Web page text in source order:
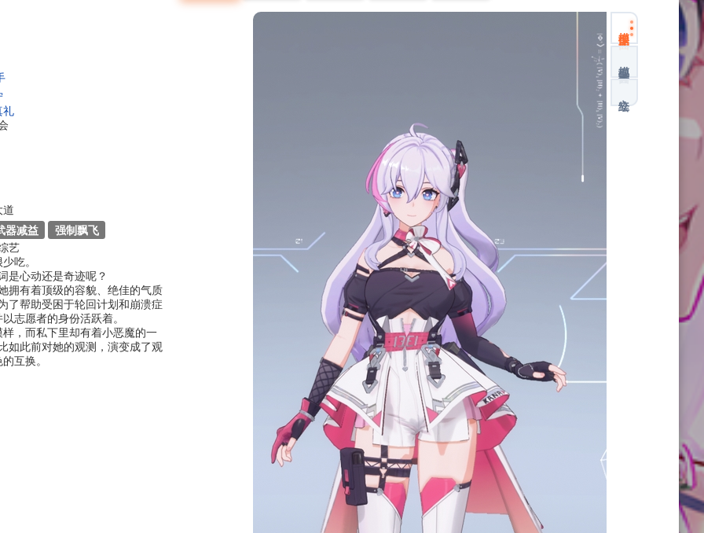
礼
道
器减益
强制飘飞
艺
吃。
是心动还是奇迹呢？
拥有着顶级的容貌、绝佳的气质
了帮助受困于轮回计划和崩溃症
志愿者的身份活跃着。
，而私下里却有着小恶魔的一
如此前对她的观测，演变成了观
互换。